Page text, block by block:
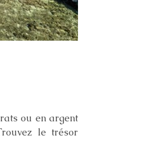
ou en argent
le trésor